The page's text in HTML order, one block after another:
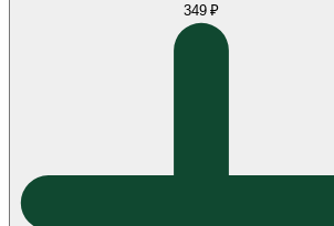
349 ₽